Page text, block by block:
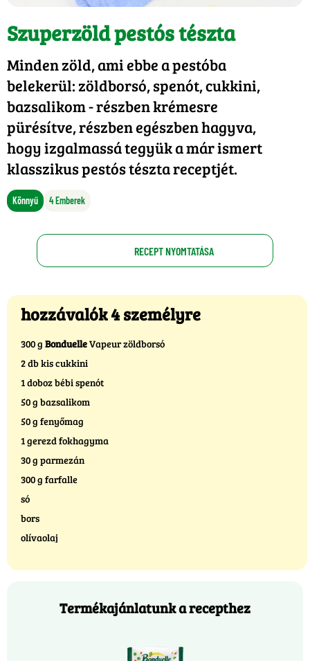
Szuperzöld pestós tészta
Minden zöld, ami ebbe a pestóba
belekerül: zöldborsó, spenót, cukkini,
bazsalikom - részben krémesre
pürésítve, részben egészben hagyva,
hogy izgalmassá tegyük a már ismert
klasszikus pestós tészta receptjét.
Könnyű 4 Emberek
RECEPT NYOMTATÁSA
hozzávalók 4 személyre
300 g BonduelleVapeur zöldborsó
2 db kis cukkini
1 doboz bébi spenót
50 g bazsalikom
50 g fenyőmag
1 gerezd fokhagyma
30 g parmezán
300 g farfalle
só
bors
olívaolaj
Termékajánlatunk a recepthez